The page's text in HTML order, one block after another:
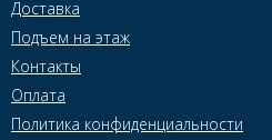
Доставка
Подъем на этаж
Контакты
Оплата
Политика конфиденциальности